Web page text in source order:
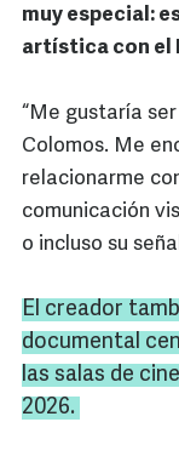
muy especial:
artística con el
“Me gustaría
Colomos. Me
relacionarme
comunicación
o incluso su
El creador
documental
las salas de
2026.